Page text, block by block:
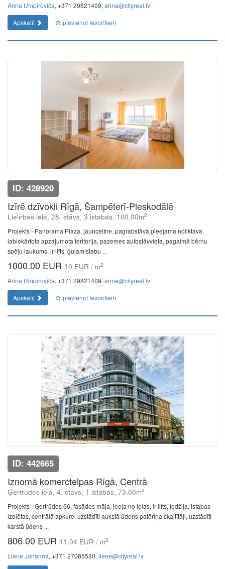
Arina Umpiroviča, +371 29821409, arina@cityreal.lv
Apskatīt
pievienot favorītiem
ID: 428920
Izīrē dzīvokli Rīgā, Šampēterī-Pleskodālē
Lielirbes iela, 28. stāvs, 3 istabas, 100.00m2
Projekts - Panorama Plaza, jaunceltne, pagrabstāvā pieejama noliktava,
labiekārtota apzaļumota teritorija, pazemes autostāvvieta, pagalmā bērnu
spēļu laukums, ir lifts, guļamistabu ...
1000.00 EUR 10 EUR / m2
Arina Umpiroviča, +371 29821409, arina@cityreal.lv
Apskatīt
pievienot favorītiem
ID: 442665
Iznomā komerctelpas Rīgā, Centrā
Ģertrūdes iela, 4. stāvs, 1 istabas, 73.00m2
Projekts - Ģertrūdes 66, fasādes māja, ieeja no ielas, ir lifts, lodžija, istabas
izolētas, centrālā apkure, uzstādīti aukstā ūdens patēriņa skaitītāji, uzstādīti
karstā ūdens ...
806.00 EUR 11.04 EUR / m2
Liene Johanna, +371 27065530, liene@cityreal.lv